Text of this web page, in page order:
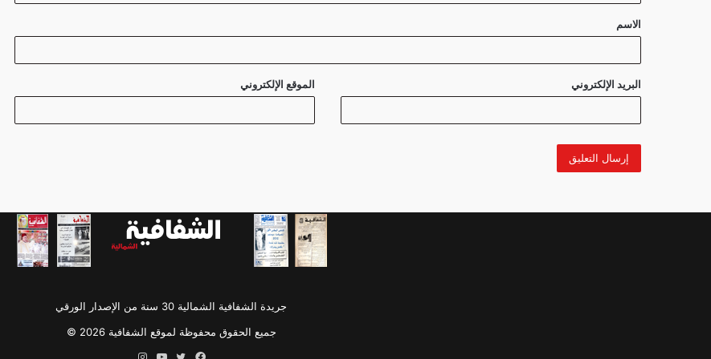
ق
*
الاسم
البريد الإلكتروني الموقع الإلكتروني
جريدة الشفافية الشمالية 30 سنة من الإصدار الورقي
جميع الحقوق محفوظة لموقع الشفافية 2026 ©